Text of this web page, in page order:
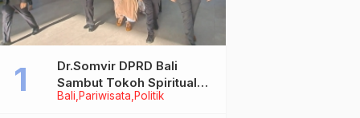
Bali Pariwisata Politik
Dr.Somvir DPRD Bali
Sambut Tokoh Spiritual
India Baba Bageshwar